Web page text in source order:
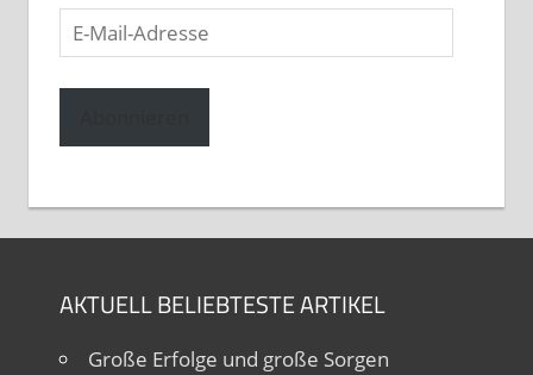
E-
Mail-
Adresse
AKTUELL BELIEBTESTE ARTIKEL
Große Erfolge und große Sorgen